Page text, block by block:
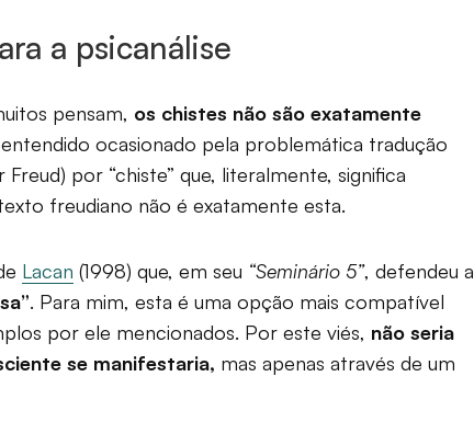
a psicanálise
pensam, os chistes não são exatamente
ocasionado pela problemática tradução
por “chiste” que, literalmente, significa
freudiano não é exatamente esta.
Lacan (1998) que, em seu “Seminário 5”, defendeu a
. Para mim, esta é uma opção mais compatível
por ele mencionados. Por este viés, não seria
se manifestaria, mas apenas através de um